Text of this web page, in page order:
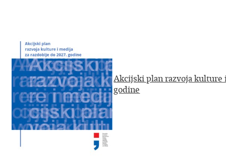
Akcijski plan razvoja kulture
godine